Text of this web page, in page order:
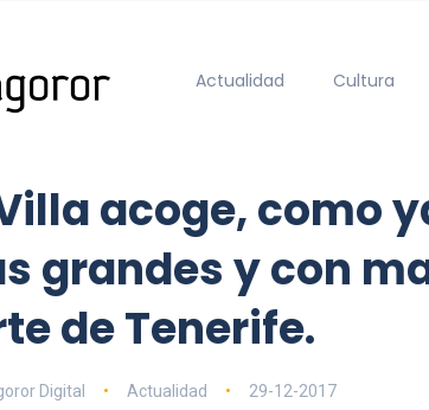
Actualidad Cultura
acoge, como
grandes y con
de Tenerife.
Digital Actualidad 29-12-2017